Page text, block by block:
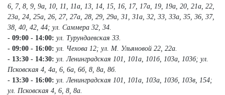
6, 7, 8, 9, 9а, 10, 11, 11а, 13, 14, 15, 16, 17, 17а, 19, 19а, 20, 21а, 22,
23а, 24, 25а, 26, 27, 27а, 28, 29, 29а, 31, 31а, 32, 33, 33а, 35, 36, 37,
38, 40, 42, 44; ул. Саммера 32, 34.
- 09:00 - 14:00: ул. Турундаевская 33.
- 09:00 - 16:00: ул. Чехова 12; ул. М. Ульяновой 22, 22а.
- 13:30 - 14:30: ул. Ленинградская 101, 101а, 101б, 103а, 103б; ул.
Псковская 4, 4а, 6, 6а, 6б, 8, 8а, 8б.
- 13:30 - 16:00: ул. Ленинградская 101, 101а, 103а, 103б, 103в, 154;
ул. Псковская 4, 6, 8, 8а.